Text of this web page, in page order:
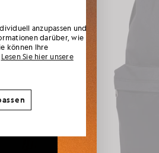
anzupassen und
darüber, wie
können Ihre
Lesen Sie hier unsere
von den
exklusiv
% Rabatt.